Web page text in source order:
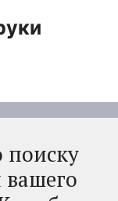
поиску
вашего